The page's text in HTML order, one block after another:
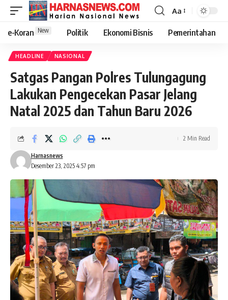
Aa
e-Koran New Politik Ekonomi Bisnis Pemerintahan
HEADLINE NASIONAL
Satgas Pangan Polres Tulungagung
Lakukan Pengecekan Pasar Jelang
Natal 2025 dan Tahun Baru 2026
Desember 23, 2025 4:57 pm
Harnasnews
2 Min Read